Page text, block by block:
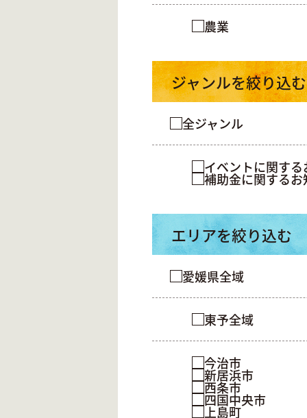
農業
ジャンルを絞り込む
全ジャンル
イベントに関す
補助金に関するお
エリアを絞り込む
愛媛県全域
東予全域
今治市
新居浜市
西条市
四国中央市
上島町